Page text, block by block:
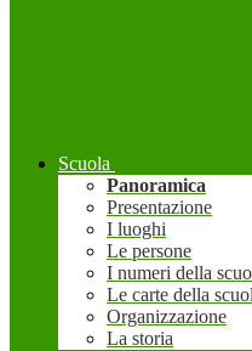
Scuola
Panoramica
Presentazione
I luoghi
Le persone
I numeri della
Le carte della
Organizzazione
La storia